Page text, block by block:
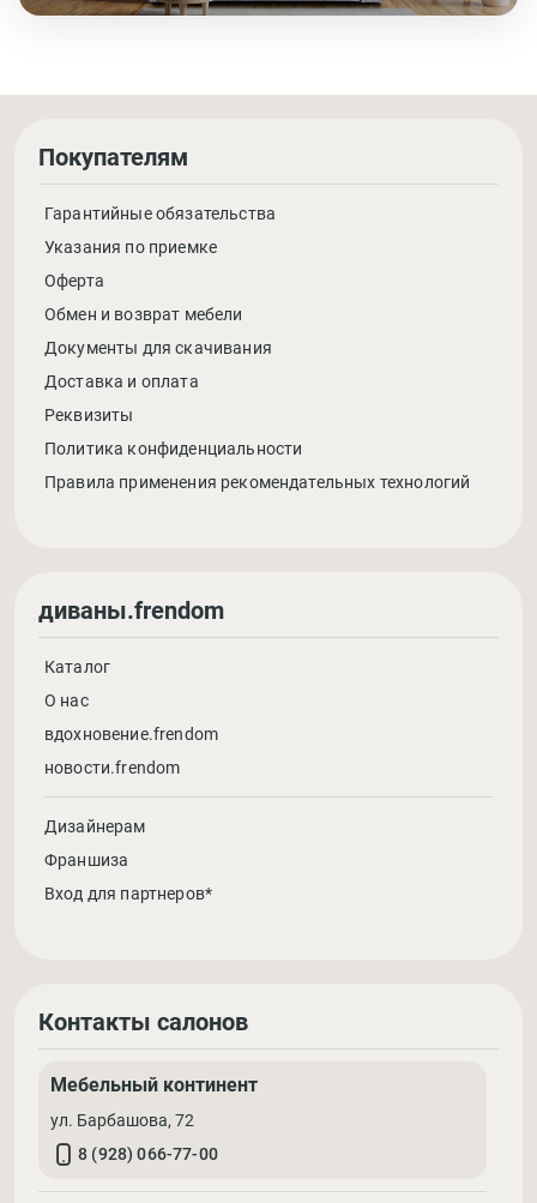
Покупателям
Гарантийные обязательства
Указания по приемке
Оферта
Обмен и возврат мебели
Документы для скачивания
Доставка и оплата
Реквизиты
Политика конфиденциальности
Правила применения рекомендательных технологий
диваны.frendom
Каталог
О нас
вдохновение.frendom
новости.frendom
Дизайнерам
Франшиза
Вход для партнеров*
Контакты салонов
Мебельный континент
ул. Барбашова, 72
8 (928) 066-77-00